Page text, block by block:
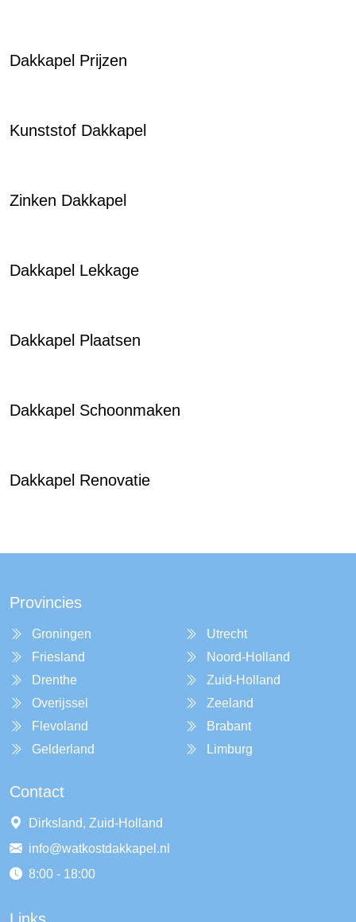
Dakkapel Prijzen
Kunststof Dakkapel
Zinken Dakkapel
Dakkapel Lekkage
Dakkapel Plaatsen
Dakkapel Schoonmaken
Dakkapel Renovatie
Provincies
Groningen
Friesland
Drenthe
Overijssel
Flevoland
Gelderland
Utrecht
Noord-Holland
Zuid-Holland
Zeeland
Brabant
Limburg
Contact
Dirksland, Zuid-Holland
info@watkostdakkapel.nl
8:00 - 18:00